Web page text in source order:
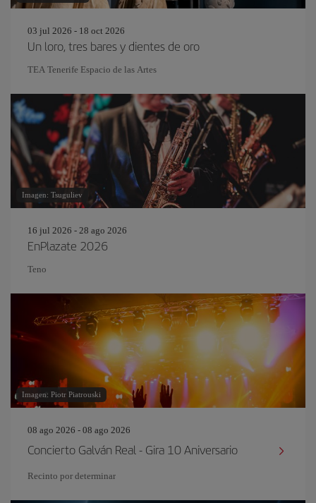
03 jul 2026 - 18 oct 2026
Un loro, tres bares y dientes de oro
TEA Tenerife Espacio de las Artes
Imagen: Tsuguliev
16 jul 2026 - 28 ago 2026
EnPlazate 2026
Teno
Imagen: Piotr Piatrouski
08 ago 2026 - 08 ago 2026
Concierto Galván Real - Gira 10 Aniversario
Recinto por determinar